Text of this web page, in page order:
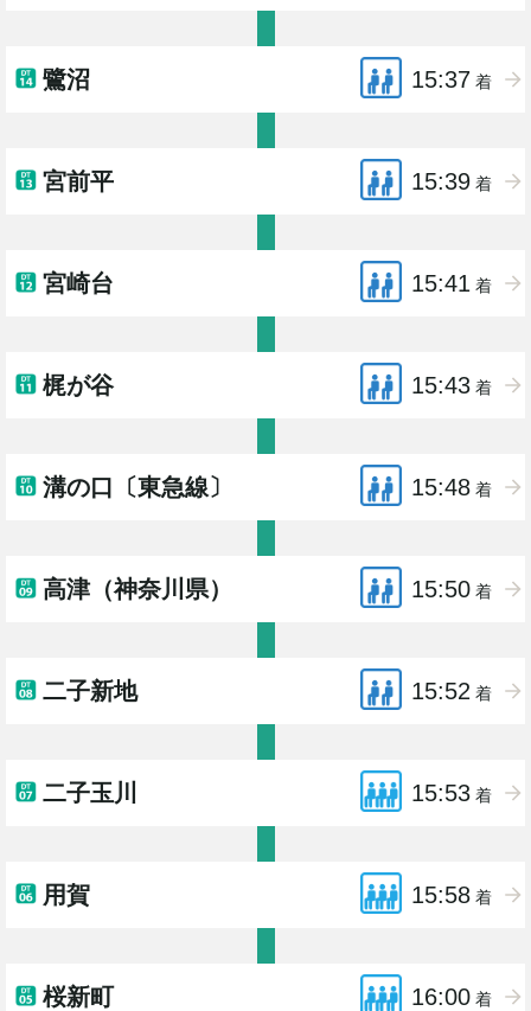
鷺沼 15:37 着
宮前平 15:39 着
宮崎台 15:41 着
梶が谷 15:43 着
溝の口〔東急線〕 15:48 着
高津（神奈川県） 15:50 着
二子新地 15:52 着
二子玉川 15:53 着
用賀 15:58 着
桜新町 16:00 着